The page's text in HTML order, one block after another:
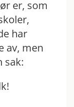
er, som
har
av, men
sak: